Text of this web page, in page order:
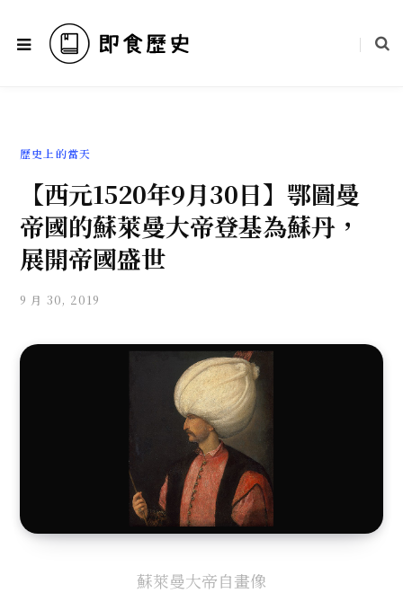
歷史上的當天
【西元1520年9月30日】鄂圖曼
帝國的蘇萊曼大帝登基為蘇丹，
展開帝國盛世
9 月 30, 2019
蘇萊曼大帝自畫像